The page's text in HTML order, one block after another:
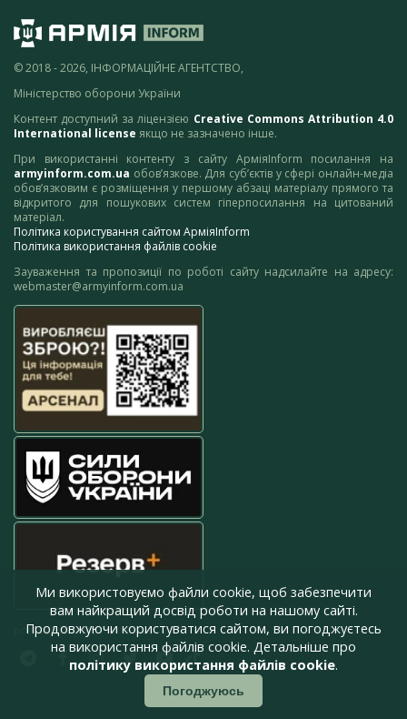
© 2018 - 2026, ІНФОРМАЦІЙНЕ АГЕНТСТВО,
Міністерство оборони України
Контент доступний за ліцензією Creative Commons Attribution 4.0
International license якщо не зазначено інше.
При використанні контенту з сайту АрміяInform посилання на
armyinform.com.ua обов’язкове. Для суб’єктів у сфері онлайн-медіа
обов’язковим є розміщення у першому абзаці матеріалу прямого та
відкритого для пошукових систем гіперпосилання на цитований
матеріал.
Політика користування сайтом АрміяInform
Політика використання файлів cookie
Зауваження та пропозиції по роботі сайту надсилайте на адресу:
webmaster@armyinform.com.ua
press@armyinform.com.ua
Ми використовуємо файли cookie, щоб забезпечити
вам найкращий досвід роботи на нашому сайті.
Продовжуючи користуватися сайтом, ви погоджуєтесь
на використання файлів cookie. Детальніше про
політику використання файлів cookie.
Погоджуюсь